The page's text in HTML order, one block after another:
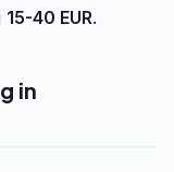
15-40 EUR.
in